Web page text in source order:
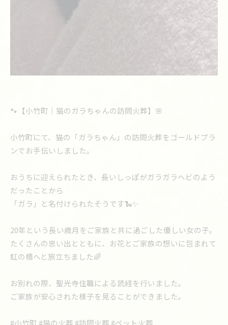
🐾【小竹町｜猫のガラちゃんの訪問火葬】🌸
小竹町にて、猫の「ガラちゃん」の訪問火葬をゴールドプラ
ンでお手伝いしました。
おうちに迎えられたとき、長いしっぽがガラガラヘビのよう
だったことから
「ガラ」と名付けられたそうです🐍✨
20年という長い歳月をご家族と共に過ごした優しい女の子。
たくさんの思い出とともに、お花とご家族の想いに包まれて
虹の橋へと旅立ちました🌈
お別れの際、聖光寺住職による読経を行いました。
ご家族が安心された様子を見ることができました。